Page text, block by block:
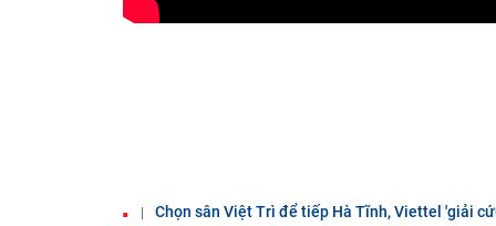
Chọn sân Việt Trì để tiếp Hà Tĩnh, Viettel 'giải